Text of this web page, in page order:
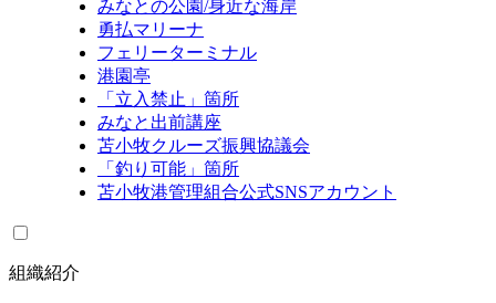
みなとの公園/身近な海岸
勇払マリーナ
フェリーターミナル
港園亭
「立入禁止」箇所
みなと出前講座
苫小牧クルーズ振興協議会
「釣り可能」箇所
苫小牧港管理組合公式SNSアカウント
組織紹介